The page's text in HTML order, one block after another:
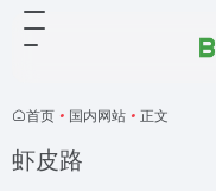
首页 • 国内网站 • 正文
虾皮路